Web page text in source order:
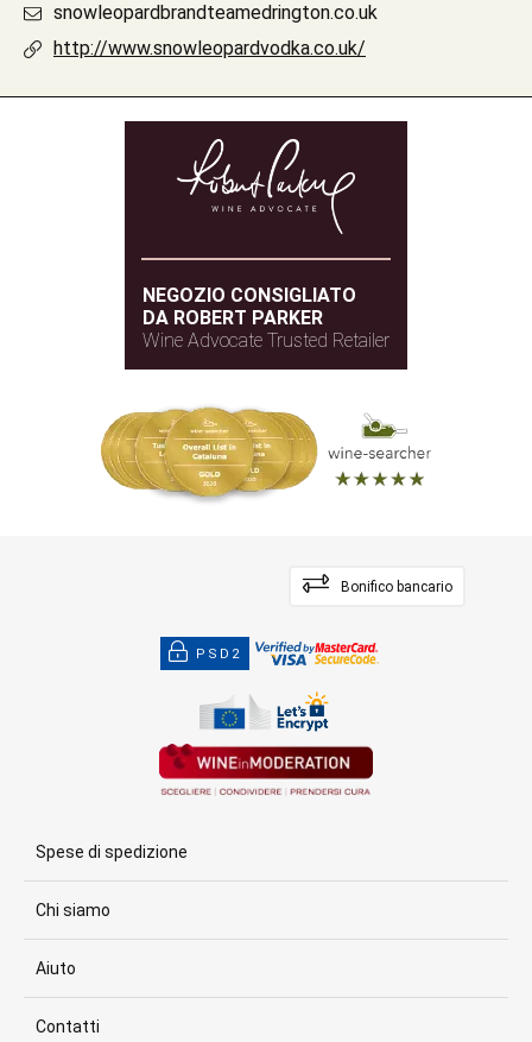
snowleopardbrandteamedrington.co.uk
http://www.snowleopardvodka.co.uk/
NEGOZIO CONSIGLIATO
DA ROBERT PARKER
Wine Advocate Trusted Retailer
Bonifico bancario
PSD2
Spese di spedizione
Chi siamo
Aiuto
Contatti